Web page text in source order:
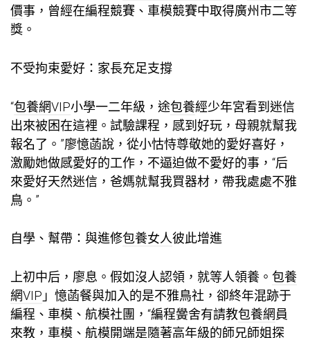
價事，曾經在編程競賽、車模競賽中取得廣州市二等
獎。
不受拘束愛好：家長充足支撐
“包養網VIP小學一二年級，途包養經少年宮看到迷信
出來被困在這裡。試驗課程，感到好玩，母親就幫我
報名了。”廖憶菡說，從小怙恃尊敬她的愛好喜好，
激勵她做感愛好的工作，不逼迫做不愛好的事，“后
來愛好天然迷信，爸媽就幫我買器材，帶我處處不雅
鳥。”
自學、幫帶：與進修包養女人彼此增進
上初中后，廖息。假如沒人認領，就等人領養。 包養
網VIP 」憶菡餐與加入的是不雅鳥社，卻終年混跡于
編程、車模、航模社團，“編程黌舍有請教包養網員
來教，車模、航模開端是隨著高年級的師兄師姐探